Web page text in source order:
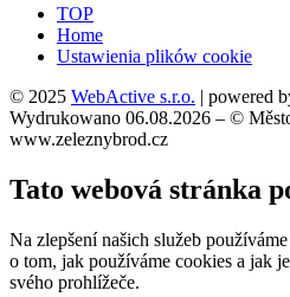
TOP
Home
Ustawienia plików cookie
© 2025 WebActive s.r.o. | powered
Wydrukowano 06.08.2026 – ©
www.zeleznybrod.cz
Tato webová stránka
Na zlepšení našich služeb
o tom, jak používáme cookies a jak
svého prohlížeče.